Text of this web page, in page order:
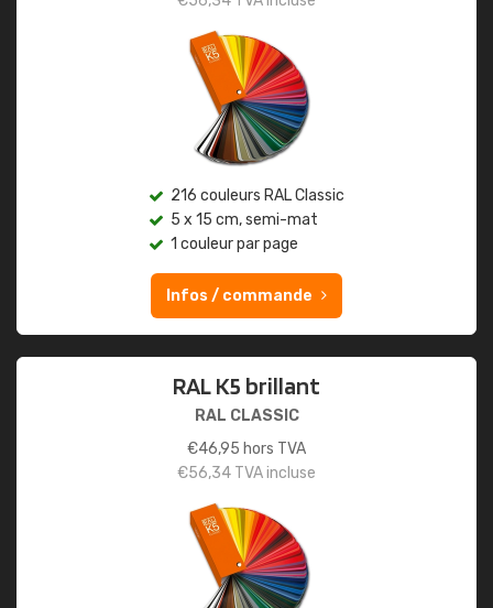
216 couleurs RAL Classic
5 x 15 cm, semi-mat
1 couleur par page
Infos / commande
RAL K5 brillant
RAL CLASSIC
€46,95 hors TVA
€56,34 TVA incluse